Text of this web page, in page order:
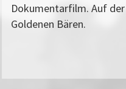
Dokumentarfilm. Auf
Goldenen Bären.